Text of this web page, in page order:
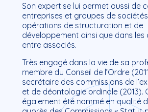
Son expertise lui permet aussi de
entreprises et groupes de
opérations de structuration et de
développement ainsi que dans les
entre associés.
Très engagé dans la vie de sa
membre du Conseil de l’Ordre
secrétaire des commissions de
et de déontologie ordinale (2013).
également été nommé en qualité